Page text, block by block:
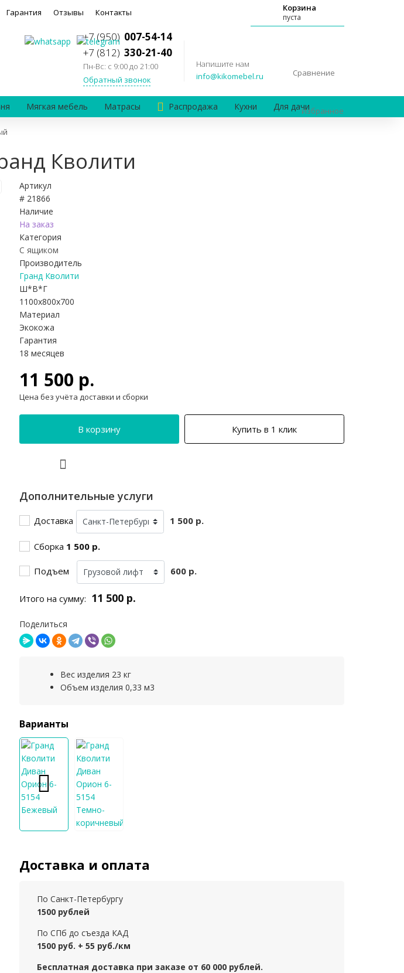
Гарантия Отзывы Контакты
+7 (950) 007-54-14
+7 (812) 330-21-40
Пн-Вс: с 9:00 до 21:00
Обратный звонок
Напишите нам
info@kikomebel.ru
Сравнение
Избранное
Корзина
пуста
Мягкая мебель Матрасы Распродажа Кухни Для дачи
Кволити
Артикул
# 21866
Наличие
На заказ
Категория
С ящиком
Производитель
Гранд Кволити
Ш*В*Г
1100x800x700
Материал
Экокожа
Гарантия
18 месяцев
11 500 р.
Цена без учёта доставки и сборки
В корзину Купить в 1 клик
Дополнительные услуги
Доставка 1 500 р.
Сборка 1 500 р.
Подъем 600 р.
Итого на сумму: 11 500 р.
Поделиться
Вес изделия 23 кг
Объем изделия 0,33 м3
Варианты
Доставка и оплата
По Санкт-Петербургу
1500 рублей
По СПб до съезда КАД
1500 руб. + 55 руб./км
Бесплатная доставка при заказе от 60 000 рублей.